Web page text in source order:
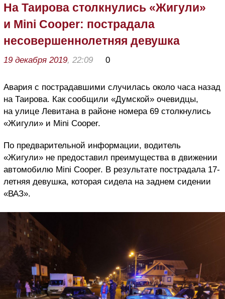
На Таирова столкнулись «Жигули»
и Mini Cooper: пострадала
несовершеннолетняя девушка
19 декабря 2019, 22:09 0
Авария с пострадавшими случилась около часа назад
на Таирова. Как сообщили «Думской» очевидцы,
на улице Левитана в районе номера 69 столкнулись
«Жигули» и Mini Cooper.
По предварительной информации, водитель
«Жигули» не предоставил преимущества в движении
автомобилю Mini Cooper. В результате пострадала 17-
летняя девушка, которая сидела на заднем сидении
«ВАЗ».